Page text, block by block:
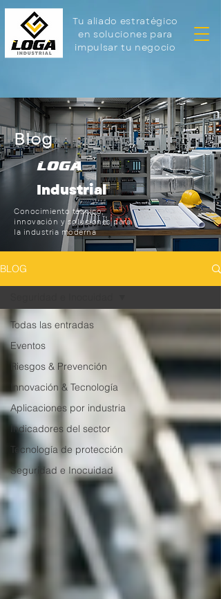
Tu aliado estratégico
en soluciones para
impulsar tu negocio
Blog
LOGA
Industrial
Conocimiento técnico,
innovación y soluciones para
la industria moderna
BLOG
Todas las entradas
Eventos
Riesgos & Prevención
Innovación & Tecnología
Aplicaciones por industria
Indicadores del sector
Tecnología de protección
Seguridad e Inocuidad